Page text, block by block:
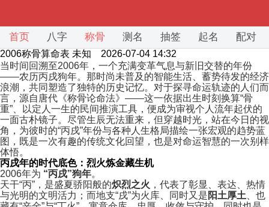
首页 八字 称骨 测名 抽签 起名 配对
2006称骨算命表 未知 2026-07-04 14:32
当时间回溯至2006年，一个充满变革气息与新旧交替的年份
——农历丙戌狗年。那时尚未普及的智能生活、蓄势待发的经济
浪潮，共同塑造了独特的历史记忆。对于探寻命运轨迹的人们而
言，源自唐代《称骨论命法》——这一依据出生时刻换算“骨
重”、以定人一生的民间推演工具，便成为审视个人流年起伏的
一面古朴镜子。尽管生辰无法重来，但穿越时光，站在今日的视
角，为彼时的“丙戌”年份与各种人生格局描绘一张宏观的趋势蓝
图，既是一次有趣的传统文化回望，也是对命运智慧的一次别样
体悟。
丙戌年的时代底色：烈火炼金藏生机
2006年为 “丙戌”狗年。
天干“丙”，是盛夏骄阳般的炽烈之火 ，代表了彰显、表达、热情
与光明的文明活力；而地支“戌”为火库、同时又是 阳土厚土 、也